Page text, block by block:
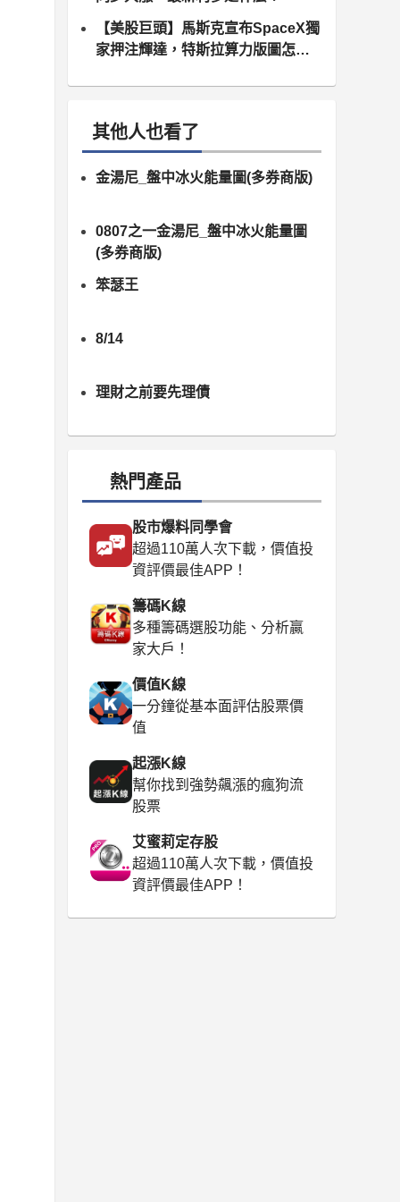
【美股巨頭】馬斯克宣布SpaceX獨
家押注輝達，特斯拉算力版圖怎麼
其他人也看了
金湯尼_盤中冰火能量圖(多券商版)
0807之一金湯尼_盤中冰火能量圖
(多券商版)
笨瑟王
8/14
理財之前要先理債
熱門產品
股市爆料同學會
超過110萬人次下載，價值投
資評價最佳APP！
籌碼K線
多種籌碼選股功能、分析贏
家大戶！
價值K線
一分鐘從基本面評估股票價
值
起漲K線
幫你找到強勢飆漲的瘋狗流
股票
艾蜜莉定存股
超過110萬人次下載，價值投
資評價最佳APP！